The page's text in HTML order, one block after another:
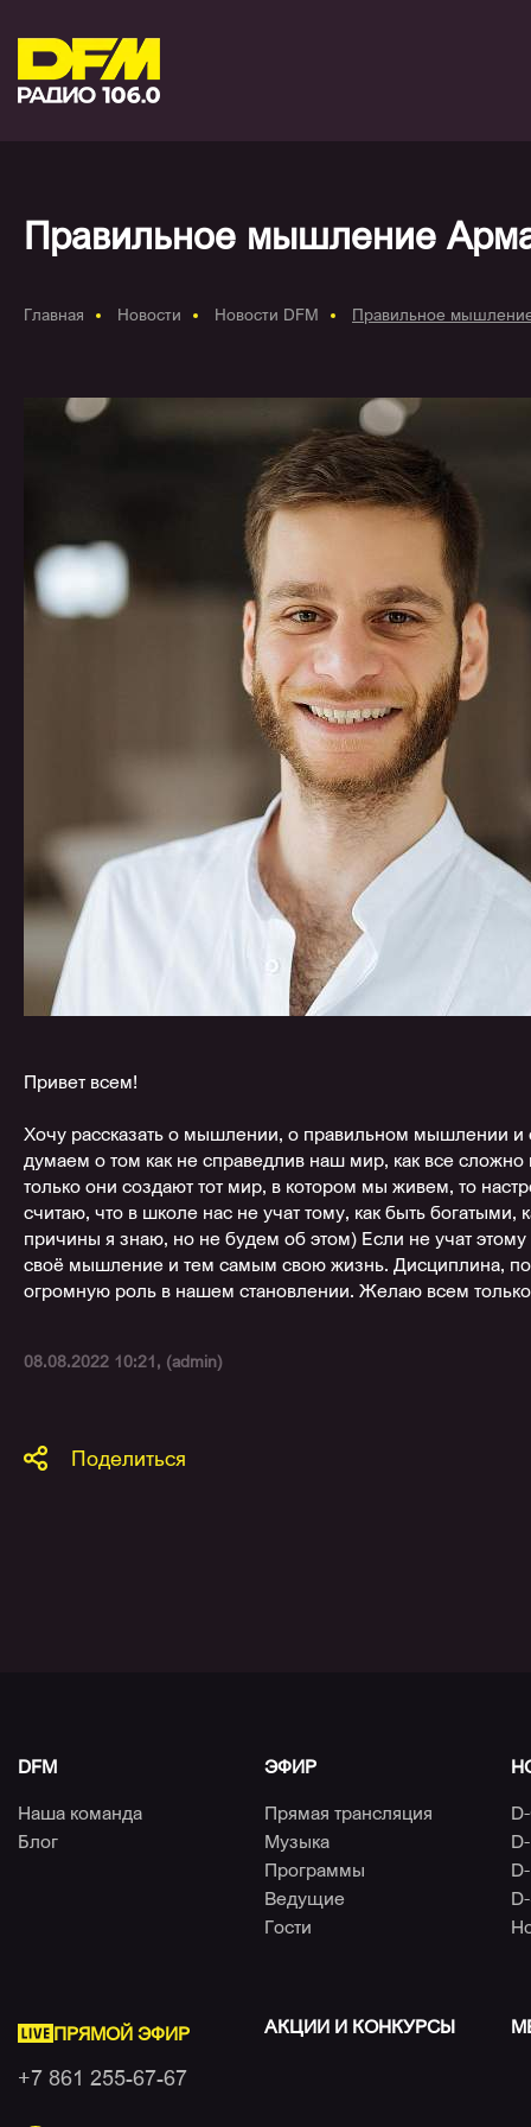
Правильное мышление
Главная Новости Новости DFM Правильное
Привет всем!
Хочу рассказать о мышлении, о правильном мышлении и
думаем о том как не справедлив наш мир, как все
только они создают тот мир, в котором мы живем, то
считаю, что в школе нас не учат тому, как быть
причины я знаю, но не будем об этом) Если не учат
своё мышление и тем самым свою жизнь. Дисциплина,
огромную роль в нашем становлении. Желаю всем
08.08.2022 10:21, (admin)
Поделиться
DFM
Наша команда
Блог
ЭФИР
Прямая трансляция
Музыка
Программы
Ведущие
Гости
ПРЯМОЙ ЭФИР
+7 861 255-67-67
АКЦИИ И КОНКУРСЫ